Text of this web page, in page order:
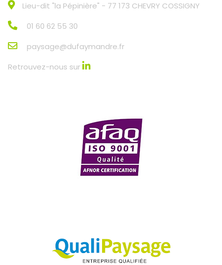
Lieu-dit "la Pépinière" - 77 173 CHEVRY COSSIGNY
01 60 62 55 30
paysage@dufaymandre.fr
Retrouvez-nous sur